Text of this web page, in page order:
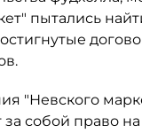
пытались
"Невского
собой право